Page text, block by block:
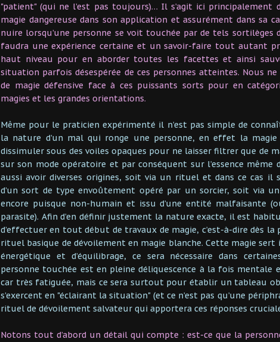
"patient" (qui ne l’est pas toujours)… Il s’agit ici principalement
magie dangereuse dans son application et assurément dans sa
nuire lorsqu’une personne se voit touchée par de tels
faudra une expérience certaine et un savoir-faire tout autant
haut niveau pour en aborder toutes les facettes et ainsi
situation parfois désespérée de ces personnes atteintes. Nous
de magie défensive face à ces puissants sorts pour en
magies et les grandes orientations.
Même pour le praticien expérimenté il n’est pas simple de
la nature d’un mal qui ronge une personne, en effet la
dissimuler sous des voiles opaques pour ne laisser filtrer que de
sur son mode opératoire et par conséquent sur l’essence
aussi avoir diverses origines, soit via un rituel et dans ce cas il
d’un sort de type envoûtement opéré par un sorcier, soit via
encore puisque non-humain et issu d’une entité malfaisante
parasite). Afin d’en définir justement la nature exacte, il est
d’effectuer en tout début de travaux de magie, c’est-à-dire dès la
rituel basique de dévoilement en magie blanche. Cette magie
énergétique et d’équilibrage, ce sera nécessaire dans
personne touchée est en pleine déliquescence à la fois mentale
car très fatiguée, mais ce sera surtout pour établir un tableau
s’exercent en "éclairant la situation" (et ce n’est pas qu’une
rituel de dévoilement salvateur qui apportera ces réponses
Notons tout d’abord un détail qui compte : est-ce que la